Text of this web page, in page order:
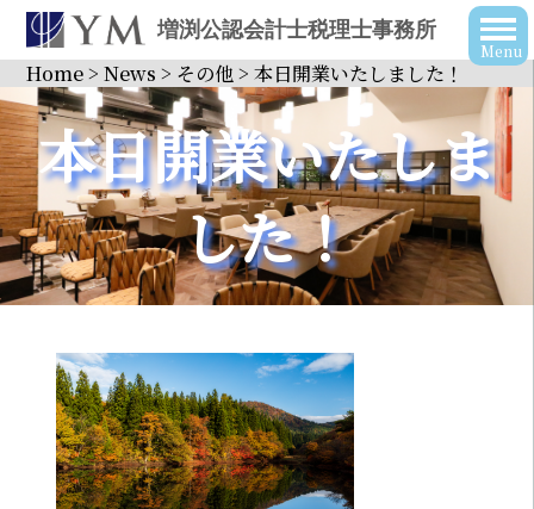
増渕公認会計士税理士事務所
Home>News > その他>本日開業いたしました！
本日開業いたしま
した！